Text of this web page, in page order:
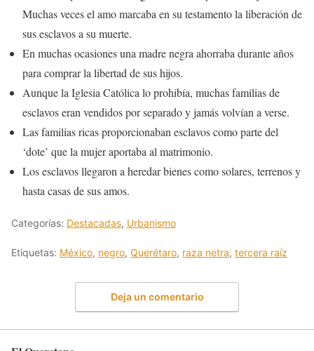
Muchas veces el amo marcaba en su testamento la liberación de
sus esclavos a su muerte.
En muchas ocasiones una madre negra ahorraba durante años
para comprar la libertad de sus hijos.
Aunque la Iglesia Católica lo prohibía, muchas familias de
esclavos eran vendidos por separado y jamás volvían a verse.
Las familias ricas proporcionaban esclavos como parte del
‘dote’ que la mujer aportaba al matrimonio.
Los esclavos llegaron a heredar bienes como solares, terrenos y
hasta casas de sus amos.
Categorías: Destacadas, Urbanismo
Etiquetas: México, negro, Querétaro, raza netra, tercera raíz
Deja un comentario